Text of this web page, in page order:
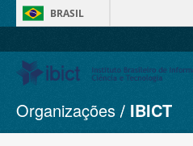
BRASIL
Conjuntos de dados
Organizações
Organizações IBICT